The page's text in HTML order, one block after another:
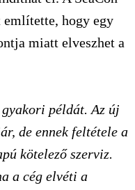
említette, hogy egy
miatt elveszhet a
gyakori példát. Az új
de ennek feltétele a
kötelező szerviz.
a cég elvéti a